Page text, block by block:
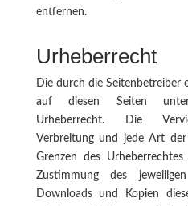
entfernen.
Urheberrecht
Die durch die Seitenbetreiber
auf diesen Seiten
Urheberrecht. Die
Verbreitung und jede Art
Grenzen des
Zustimmung des
Downloads und Kopien